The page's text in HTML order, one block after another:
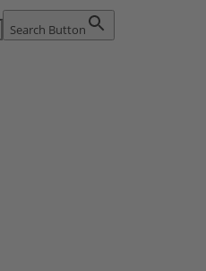
Search Button